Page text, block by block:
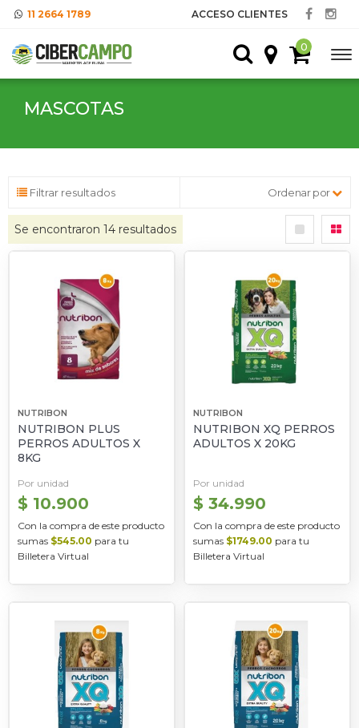
11 2664 1789 ACCESO CLIENTES
0
MASCOTAS
Filtrar resultados Ordenar por
Se encontraron 14 resultados
NUTRIBON
NUTRIBON PLUS
PERROS ADULTOS X
8KG
Por unidad
$ 10.900
Con la compra de este producto
sumas $545.00 para tu
Billetera Virtual
NUTRIBON
NUTRIBON XQ PERROS
ADULTOS X 20KG
Por unidad
$ 34.990
Con la compra de este producto
sumas $1749.00 para tu
Billetera Virtual